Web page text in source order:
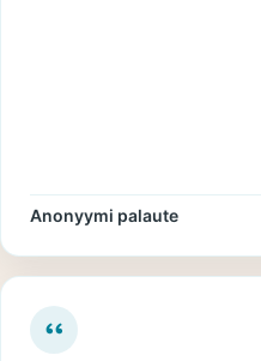
Anonyymi palaute